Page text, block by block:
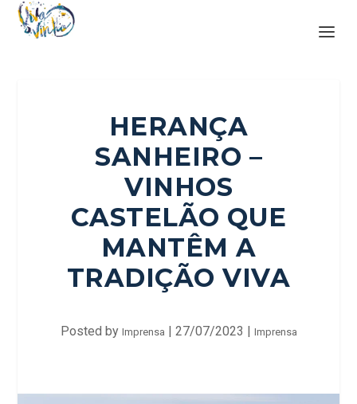
HERANÇA
SANHEIRO –
VINHOS
CASTELÃO QUE
MANTÊM A
TRADIÇÃO VIVA
Posted by Imprensa | 27/07/2023 | Imprensa